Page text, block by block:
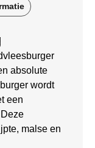
absolute
wordt
een
malse en